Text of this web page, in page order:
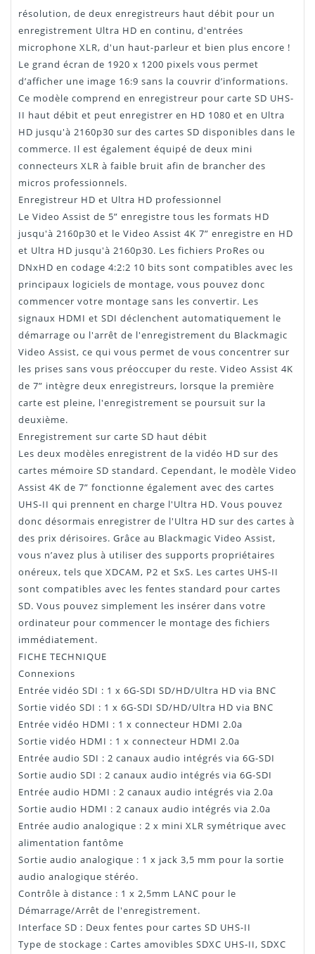
résolution, de deux enregistreurs haut débit pour un
enregistrement Ultra HD en continu, d'entrées
microphone XLR, d'un haut-parleur et bien plus encore !
Le grand écran de 1920 x 1200 pixels vous permet
d’afficher une image 16:9 sans la couvrir d’informations.
Ce modèle comprend en enregistreur pour carte SD UHS-
II haut débit et peut enregistrer en HD 1080 et en Ultra
HD jusqu'à 2160p30 sur des cartes SD disponibles dans le
commerce. Il est également équipé de deux mini
connecteurs XLR à faible bruit afin de brancher des
micros professionnels.
Enregistreur HD et Ultra HD professionnel
Le Video Assist de 5” enregistre tous les formats HD
jusqu'à 2160p30 et le Video Assist 4K 7” enregistre en HD
et Ultra HD jusqu'à 2160p30. Les fichiers ProRes ou
DNxHD en codage 4:2:2 10 bits sont compatibles avec les
principaux logiciels de montage, vous pouvez donc
commencer votre montage sans les convertir. Les
signaux HDMI et SDI déclenchent automatiquement le
démarrage ou l'arrêt de l'enregistrement du Blackmagic
Video Assist, ce qui vous permet de vous concentrer sur
les prises sans vous préoccuper du reste. Video Assist 4K
de 7” intègre deux enregistreurs, lorsque la première
carte est pleine, l'enregistrement se poursuit sur la
deuxième.
Enregistrement sur carte SD haut débit
Les deux modèles enregistrent de la vidéo HD sur des
cartes mémoire SD standard. Cependant, le modèle Video
Assist 4K de 7” fonctionne également avec des cartes
UHS-II qui prennent en charge l'Ultra HD. Vous pouvez
donc désormais enregistrer de l'Ultra HD sur des cartes à
des prix dérisoires. Grâce au Blackmagic Video Assist,
vous n’avez plus à utiliser des supports propriétaires
onéreux, tels que XDCAM, P2 et SxS. Les cartes UHS-II
sont compatibles avec les fentes standard pour cartes
SD. Vous pouvez simplement les insérer dans votre
ordinateur pour commencer le montage des fichiers
immédiatement.
FICHE TECHNIQUE
Connexions
Entrée vidéo SDI : 1 x 6G-SDI SD/HD/Ultra HD via BNC
Sortie vidéo SDI : 1 x 6G-SDI SD/HD/Ultra HD via BNC
Entrée vidéo HDMI : 1 x connecteur HDMI 2.0a
Sortie vidéo HDMI : 1 x connecteur HDMI 2.0a
Entrée audio SDI : 2 canaux audio intégrés via 6G-SDI
Sortie audio SDI : 2 canaux audio intégrés via 6G-SDI
Entrée audio HDMI : 2 canaux audio intégrés via 2.0a
Sortie audio HDMI : 2 canaux audio intégrés via 2.0a
Entrée audio analogique : 2 x mini XLR symétrique avec
alimentation fantôme
Sortie audio analogique : 1 x jack 3,5 mm pour la sortie
audio analogique stéréo.
Contrôle à distance : 1 x 2,5mm LANC pour le
Démarrage/Arrêt de l'enregistrement.
Interface SD : Deux fentes pour cartes SD UHS-II
Type de stockage : Cartes amovibles SDXC UHS-II, SDXC